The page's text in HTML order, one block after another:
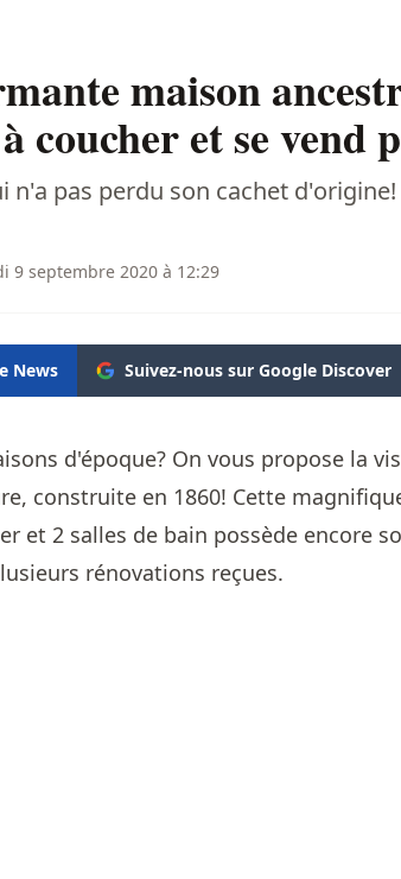
maison
coucher et se vend
n'a pas perdu son cachet d'origine!
9 septembre 2020 à 12:29
News Suivez-nous sur Google Discover
d'époque? On vous propose la
construite en 1860! Cette
et 2 salles de bain possède encore
rénovations reçues.